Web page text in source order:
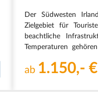
Der Südwesten
Zielgebiet für
beachtliche
Temperaturen
atemberaubende
ab 1.150,- €